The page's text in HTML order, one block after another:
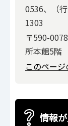
0536、（
1303
〒590-
所本館5階
このペー
情報